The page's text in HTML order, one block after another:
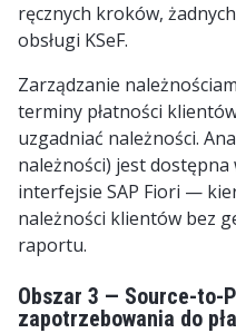
ręcznych kroków,
obsługi KSeF.
Zarządzanie
terminy płatności
uzgadniać należności.
należności) jest dostępna
interfejsie SAP Fiori —
należności klientów bez
raportu.
Obszar 3 — Source-to-
zapotrzebowania do